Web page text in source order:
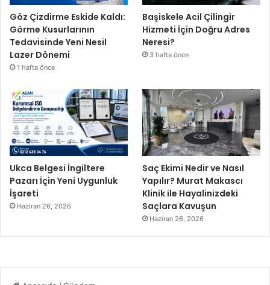
Göz Çizdirme Eskide Kaldı:
Görme Kusurlarının
Tedavisinde Yeni Nesil
Lazer Dönemi
1 hafta önce
Başiskele Acil Çilingir
Hizmeti İçin Doğru Adres
Neresi?
3 hafta önce
Ukca Belgesi İngiltere
Pazarı İçin Yeni Uygunluk
İşareti
Haziran 26, 2026
Saç Ekimi Nedir ve Nasıl
Yapılır? Murat Makascı
Klinik ile Hayalinizdeki
Saçlara Kavuşun
Haziran 26, 2026